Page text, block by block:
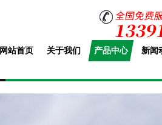
网站首页 关于我们 产品中心 新闻